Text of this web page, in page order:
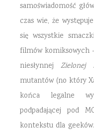
samoświadomość
czas wie, że
się wszystkie
filmów komiksowych
niesłynnej Zielonej
mutantów (no który
końca legalne
podpadającej pod
kontekstu dla